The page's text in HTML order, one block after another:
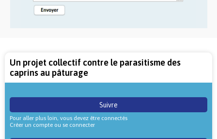
Un projet collectif contre le parasitisme des
caprins au pâturage
Suivre
Pour aller plus loin, vous devez être connectés
Créer un compte ou se connecter